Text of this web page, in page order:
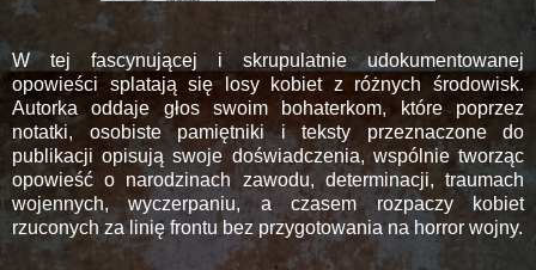
W tej fascynującej i skrupulatnie udokumentowanej
opowieści splatają się losy kobiet z różnych środowisk.
Autorka oddaje głos swoim bohaterkom, które poprzez
notatki, osobiste pamiętniki i teksty przeznaczone do
publikacji opisują swoje doświadczenia, wspólnie tworząc
opowieść o narodzinach zawodu, determinacji, traumach
wojennych, wyczerpaniu, a czasem rozpaczy kobiet
rzuconych za linię frontu bez przygotowania na horror wojny.